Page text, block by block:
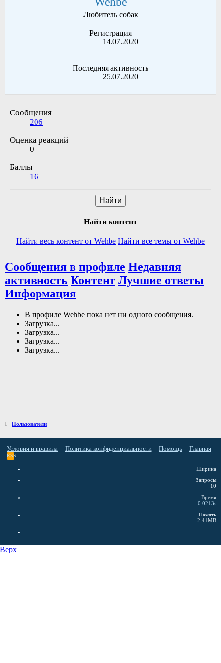
Любитель собак
Регистрация
14.07.2020
Последняя активность
25.07.2020
Сообщения
206
Оценка реакций
0
Баллы
16
Найти
Найти контент
Найти весь контент от Wehbe Найти все темы от Wehbe
Сообщения в профиле Недавняя
активность Контент Лучшие ответы
Информация
В профиле Wehbe пока нет ни одного сообщения.
Загрузка...
Загрузка...
Загрузка...
Загрузка...
Пользователи
Условия и правила Политика конфиденциальности Помощь Главная
RSS
Ширина
Запросы
10
Время
0.0213s
Память
2.41MB
Верх